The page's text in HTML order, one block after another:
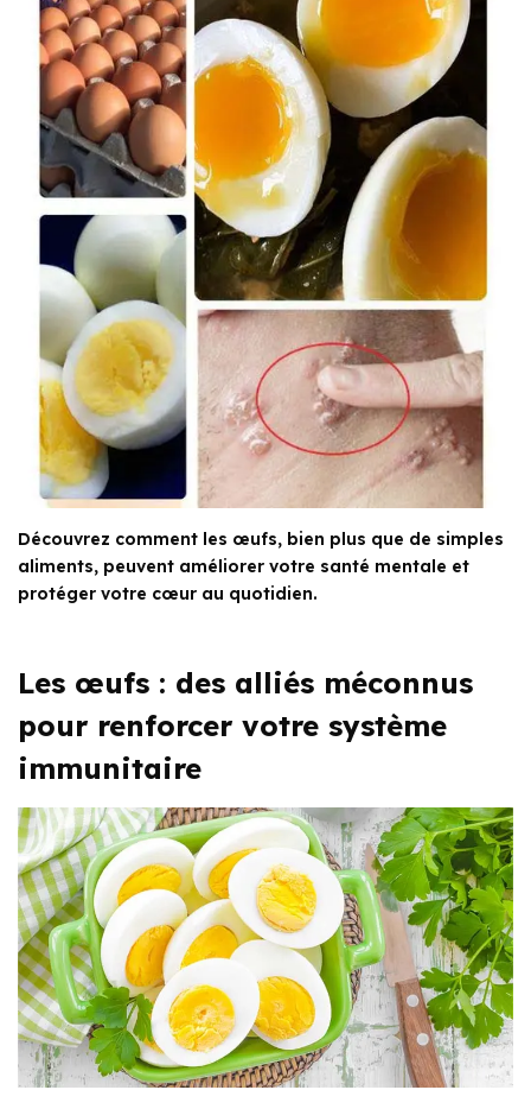
Découvrez comment les œufs, bien plus que de simples
aliments, peuvent améliorer votre santé mentale et
protéger votre cœur au quotidien.
Les œufs : des alliés méconnus
pour renforcer votre système
immunitaire